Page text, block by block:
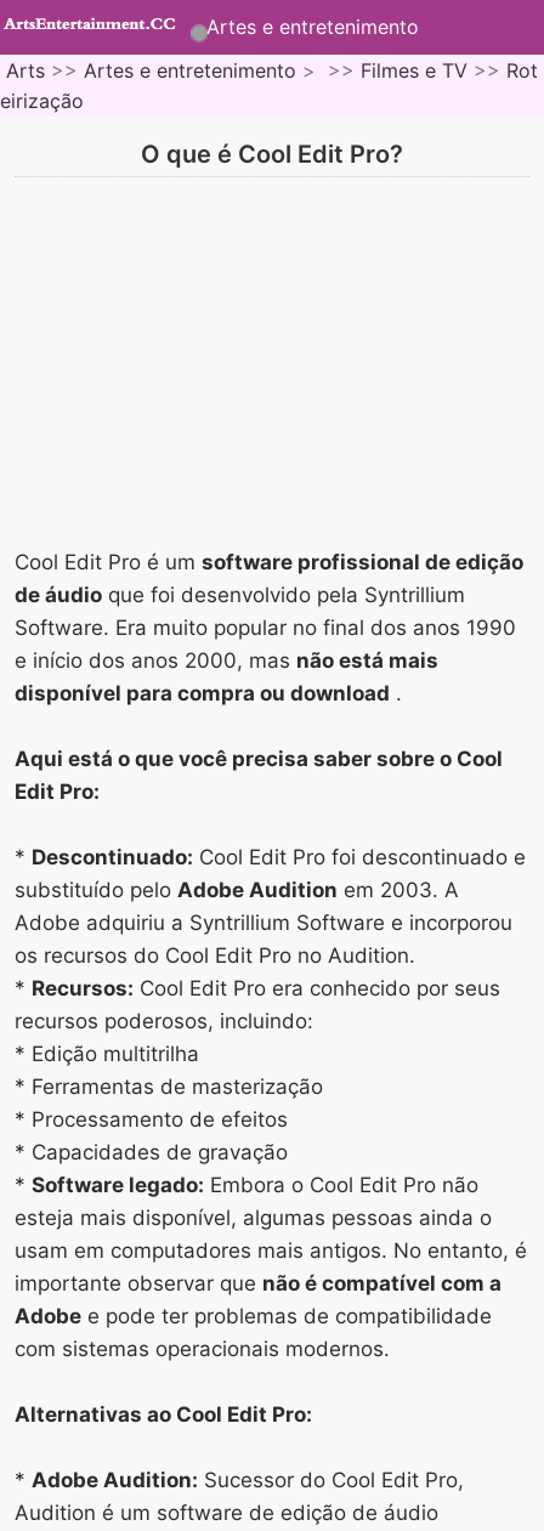
Artes e entretenimento
Arts >> Artes e entretenimento > >> Filmes e TV >> Rot
eirização
O que é Cool Edit Pro?
Cool Edit Pro é um software profissional de edição
de áudio que foi desenvolvido pela Syntrillium
Software. Era muito popular no final dos anos 1990
e início dos anos 2000, mas não está mais
disponível para compra ou download .
Aqui está o que você precisa saber sobre o Cool
Edit Pro:
* Descontinuado: Cool Edit Pro foi descontinuado e
substituído pelo Adobe Audition em 2003. A
Adobe adquiriu a Syntrillium Software e incorporou
os recursos do Cool Edit Pro no Audition.
* Recursos: Cool Edit Pro era conhecido por seus
recursos poderosos, incluindo:
* Edição multitrilha
* Ferramentas de masterização
* Processamento de efeitos
* Capacidades de gravação
* Software legado: Embora o Cool Edit Pro não
esteja mais disponível, algumas pessoas ainda o
usam em computadores mais antigos. No entanto, é
importante observar que não é compatível com a
Adobe e pode ter problemas de compatibilidade
com sistemas operacionais modernos.
Alternativas ao Cool Edit Pro:
* Adobe Audition: Sucessor do Cool Edit Pro,
Audition é um software de edição de áudio